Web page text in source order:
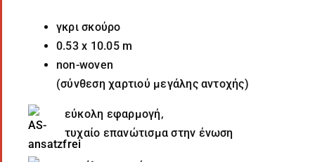
γκρι σκούρο
0.53 x 10.05 m
non-woven
(σύνθεση χαρτιού μεγάλης αντοχής)
εύκολη εφαρμογή,
τυχαίο επανώτισμα στην ένωση